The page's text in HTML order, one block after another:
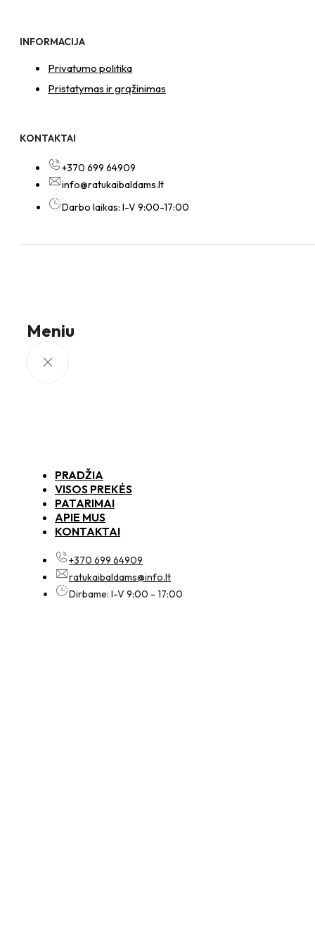
INFORMACIJA
Privatumo politika
Pristatymas ir grąžinimas
KONTAKTAI
+370 699 64909
info@ratukaibaldams.lt
Darbo laikas: I-V 9:00-17:00
Meniu
PRADŽIA
VISOS PREKĖS
PATARIMAI
APIE MUS
KONTAKTAI
+370 699 64909
ratukaibaldams@info.lt
Dirbame: I-V 9:00 - 17:00